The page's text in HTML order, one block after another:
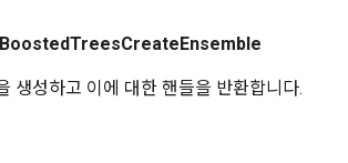
BoostedTreesCreateEnsemble
생성하고 이에 대한 핸들을 반환합니다.